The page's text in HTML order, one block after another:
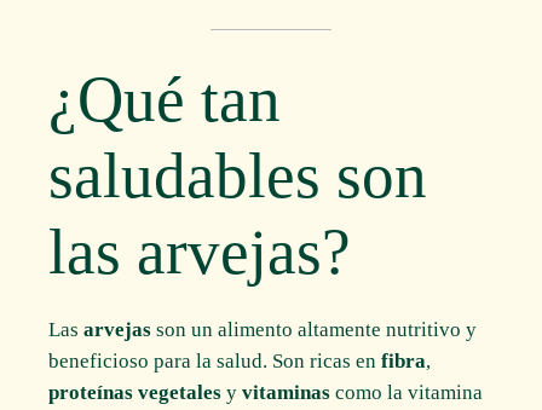
¿Qué tan
saludables son
las arvejas?
Lasarvejas son un alimento altamente nutritivo y
beneficioso para la salud. Son ricas enfibra,
proteínas vegetales yvitaminas como la vitamina